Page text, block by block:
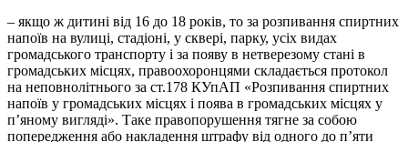
– якщо ж дитині від 16 до 18 років, то за розпивання спиртних
напоїв на вулиці, стадіоні, у сквері, парку, усіх видах
громадського транспорту і за появу в нетверезому стані в
громадських місцях, правоохоронцями складається протокол
на неповнолітнього за ст.178 КУпАП «Розпивання спиртних
напоїв у громадських місцях і поява в громадських місцях у
п’яному вигляді». Таке правопорушення тягне за собою
попередження або накладення штрафу від одного до п’яти